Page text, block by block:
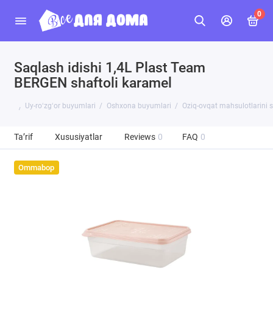
0
Saqlash idishi 1,4L Plast Team
BERGEN shaftoli karamel
Uy-roʻzgʻor buyumlari Oshxona buyumlari Oziq-ovqat mahsulotlarini
Ta’rif Xususiyatlar Reviews 0 FAQ 0
Ommabop